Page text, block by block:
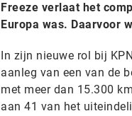
Freeze verlaat het
Europa was. Daarvoor
In zijn nieuwe rol bij
aanleg van een van de
met meer dan 15.300
aan 41 van het